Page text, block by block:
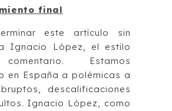
final
este artículo sin
Ignacio López, el estilo
Estamos
en España a polémicas a
descalificaciones
Ignacio López, como